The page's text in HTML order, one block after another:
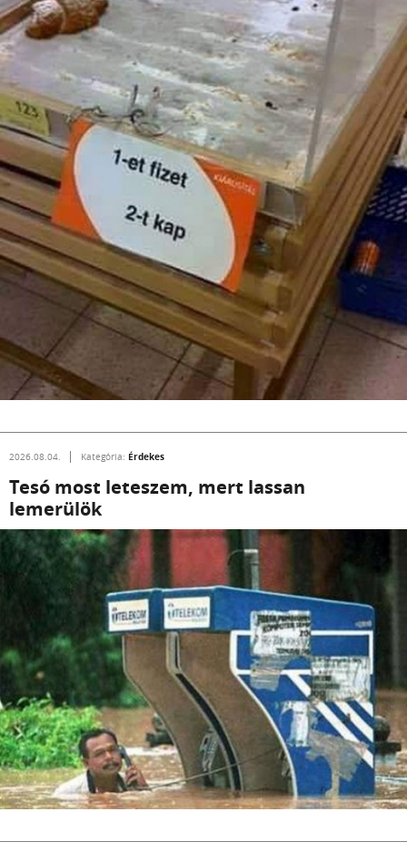
2026.08.04. Kategória: Érdekes
Tesó most leteszem, mert lassan
lemerülök